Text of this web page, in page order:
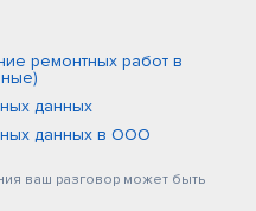
ремонтных работ в
данных
данных в ООО
ваш разговор может быть